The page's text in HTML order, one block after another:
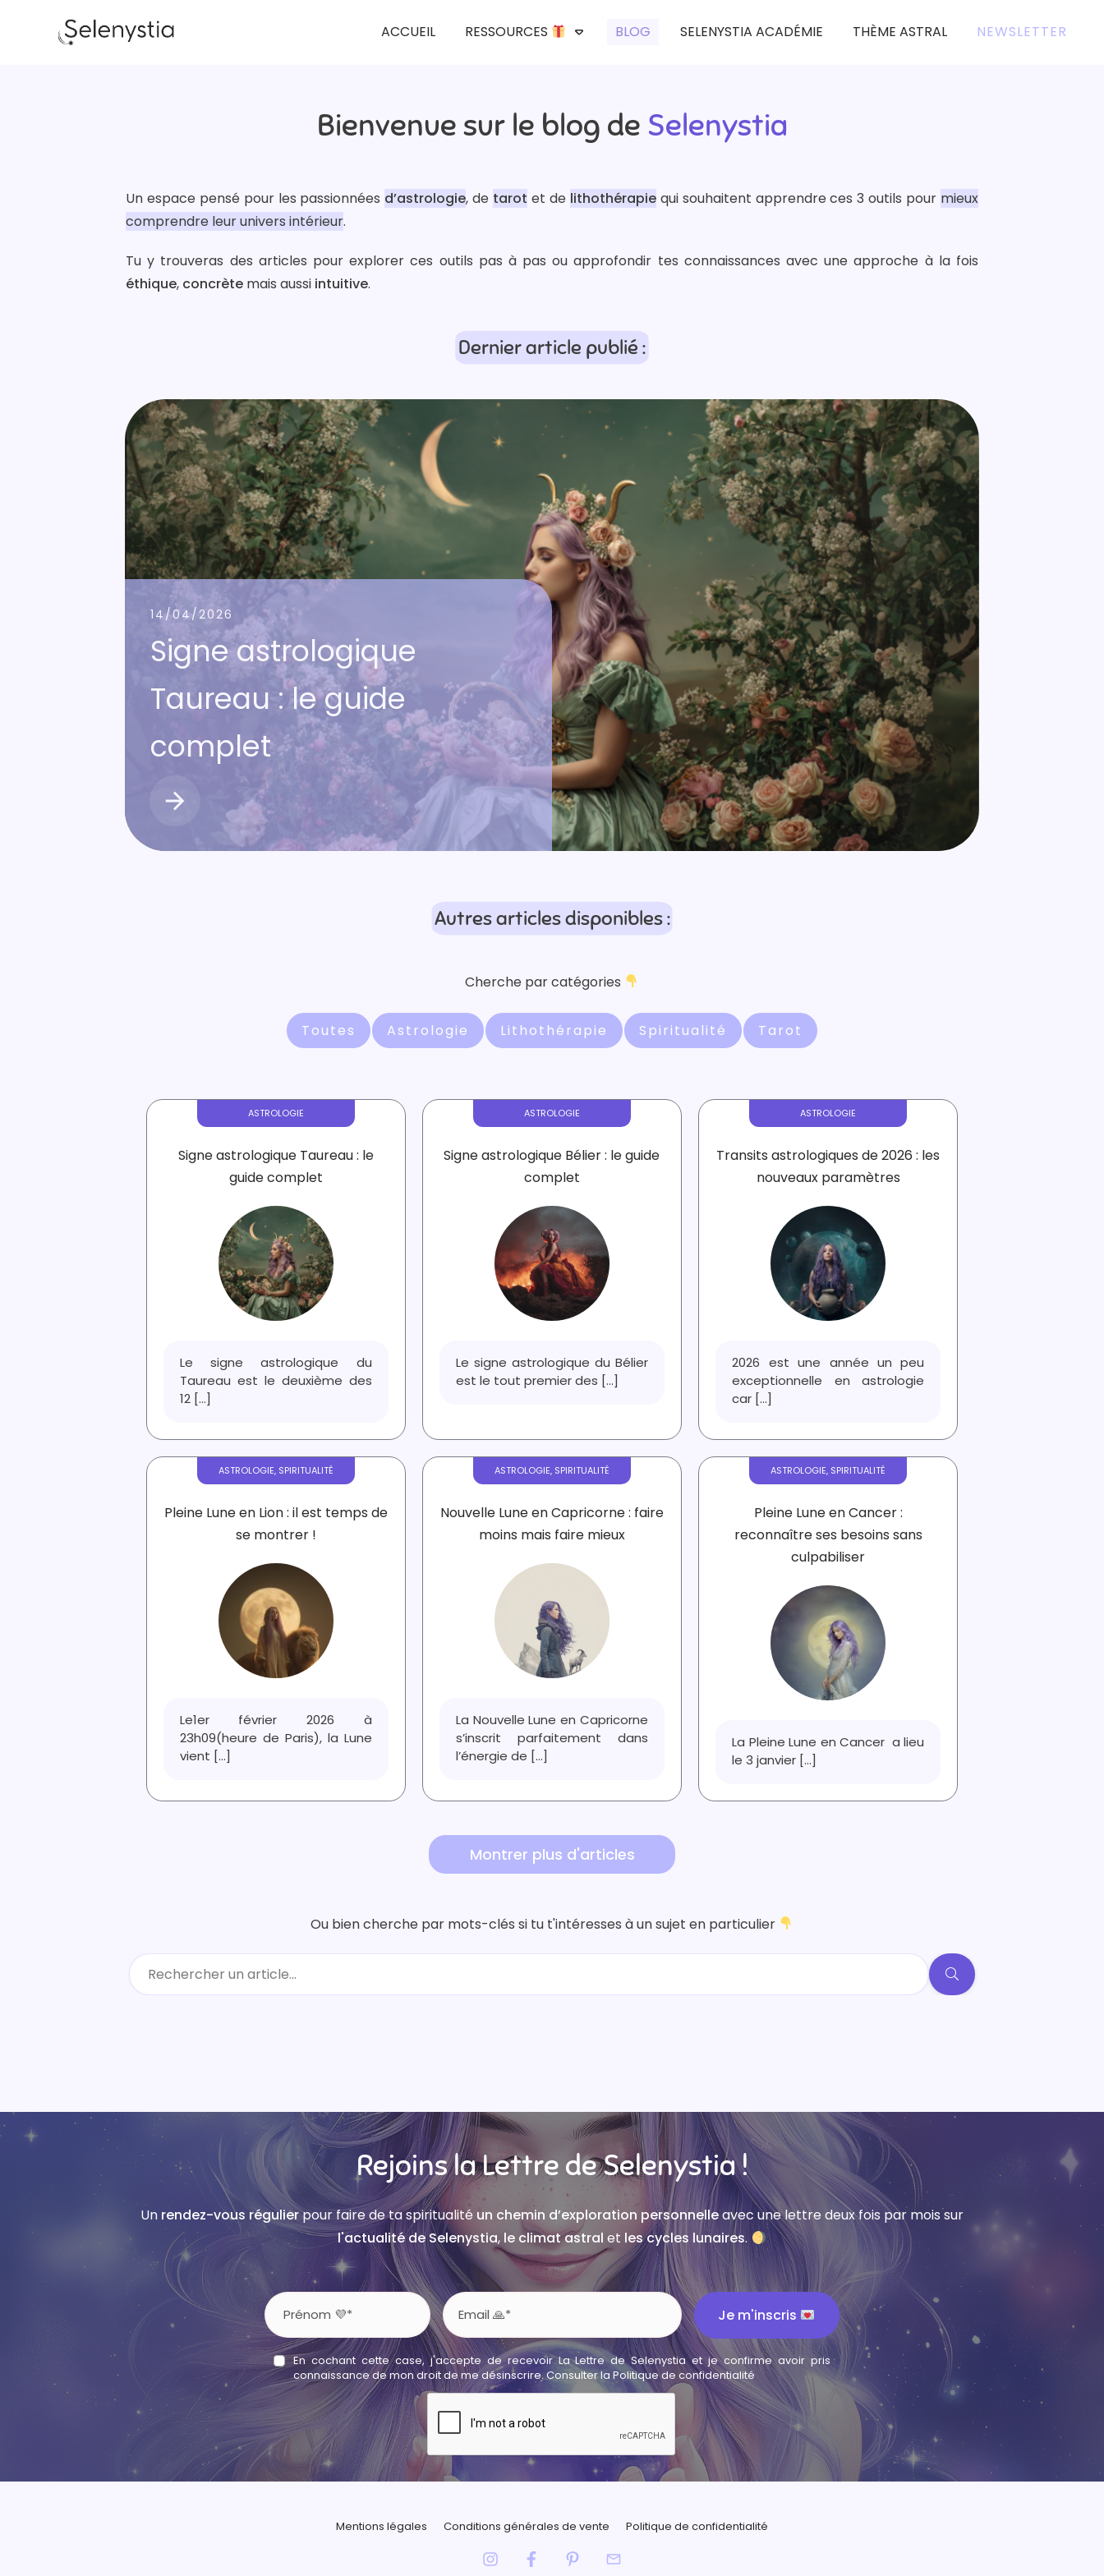
ACCUEIL RESSOURCES BLOG SELENYSTIA ACADÉMIE THÈME ASTRAL NEWSLETTER
Bienvenue sur le blog de Selenystia
Un espace pensé pour les passionnées d’astrologie, de tarot et de lithothérapiequi souhaitent apprendre ces 3 outils pour mieux
comprendre leur univers intérieur.
Tu y trouveras des articles pour explorer ces outils pas à pas ou approfondir tes connaissances avec une approche à la fois
éthique, concrète mais aussi intuitive.
Dernier article publié :
14/04/2026
Signe astrologique
Taureau : le guide
complet
Autres articles disponibles :
Cherche par catégories
Toutes Astrologie Lithothérapie Spiritualité Tarot
ASTROLOGIE
Signe astrologique Taureau : le
guide complet
Le signe astrologique du
Taureau est le deuxième des
12 [...]
ASTROLOGIE
Signe astrologique Bélier : le guide
complet
Le signe astrologique du Bélier
est le tout premier des [...]
ASTROLOGIE
Transits astrologiques de 2026 : les
nouveaux paramètres
2026 est une année un peu
exceptionnelle en astrologie
car [...]
ASTROLOGIE, SPIRITUALITÉ
Pleine Lune en Lion : il est temps de
se montrer !
Le1er février 2026 à
23h09(heure de Paris), la Lune
vient [...]
ASTROLOGIE, SPIRITUALITÉ
Nouvelle Lune en Capricorne : faire
moins mais faire mieux
La Nouvelle Lune en Capricorne
s’inscrit parfaitement dans
l’énergie de [...]
ASTROLOGIE, SPIRITUALITÉ
Pleine Lune en Cancer :
reconnaître ses besoins sans
culpabiliser
La Pleine Lune en Cancer a lieu
le 3 janvier [...]
Montrer plus d'articles
Ou bien cherche par mots-clés si tu t'intéresses à un sujet en particulier
Rejoins la Lettre de Selenystia !
Un rendez-vous régulierpour faire de ta spiritualité un chemin d’exploration personnelleavec une lettre deux fois par mois sur
l'actualité de Selenystia, le climat astral et les cycles lunaires.
Je m'inscris
En cochant cette case, j'accepte de recevoir La Lettre de Selenystia et je confirme avoir pris
connaissance de mon droit de me désinscrire. Consulter la Politique de confidentialité
Mentions légales Conditions générales de vente Politique de confidentialité